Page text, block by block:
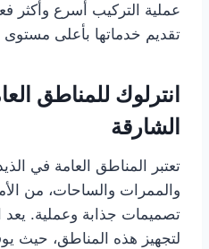
عملية التركيب أسرع وأكثر
تقديم خدماتها بأعلى مستوى
انترلوك للمناطق
الشارقة
تعتبر المناطق العامة في
والممرات والساحات، من
تصميمات جذابة وعملية. يعد
لتجهيز هذه المناطق، حيث